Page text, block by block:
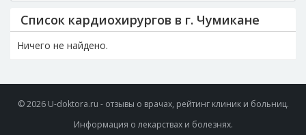
Список кардиохирургов в г. Чумикане
Ничего не найдено.
© 2026 U-doktora.ru - отзывы о врачах, рейтинг клиник и больниц.
Информация о лекарствах и болезнях.